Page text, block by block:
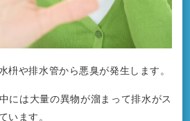
枡や排水管から悪臭が発生します。
には大量の異物が溜まって排水がス
います。